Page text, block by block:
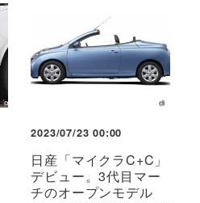
2023/07/23 00:00
日産「マイクラC+C」
デビュー。3代目マー
チのオープンモデル